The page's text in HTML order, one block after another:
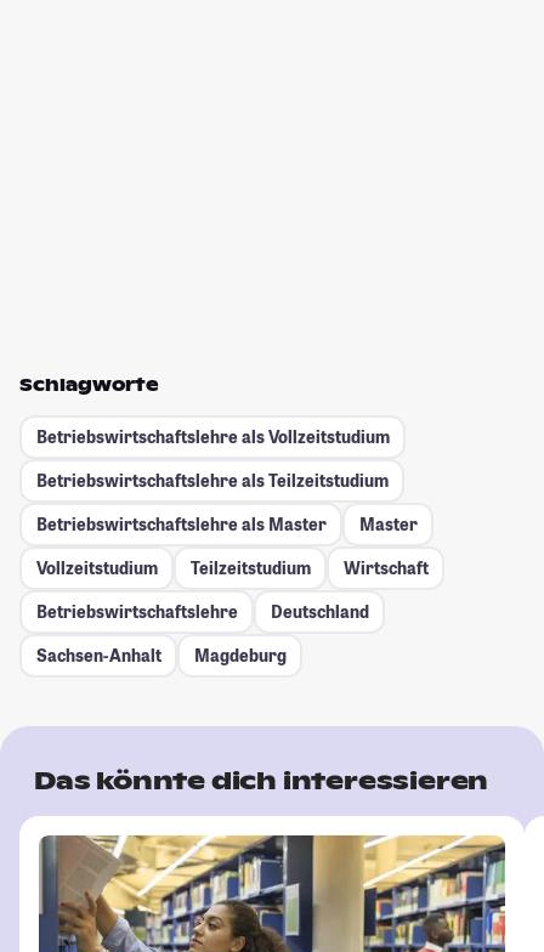
Schlagworte
Betriebswirtschaftslehre als Vollzeitstudium
Betriebswirtschaftslehre als Teilzeitstudium
Betriebswirtschaftslehre als Master
Master
Vollzeitstudium
Teilzeitstudium
Wirtschaft
Betriebswirtschaftslehre
Deutschland
Sachsen-Anhalt
Magdeburg
Das könnte dich interessieren